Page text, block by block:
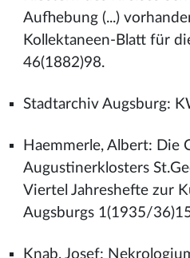
Aufhebung (...)
Kollektaneen-Blatt für
46(1882)98.
Stadtarchiv Augsburg:
Haemmerle, Albert: Die
Augustinerklosters
Viertel Jahreshefte zur
Augsburgs 1(1935/
Knab, Josef: